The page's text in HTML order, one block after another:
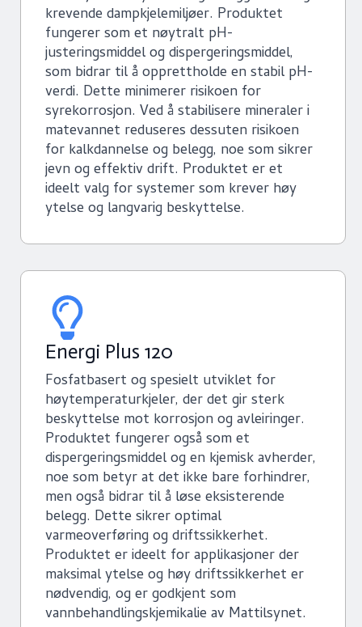
krevende dampkjelemiljøer. Produktet
fungerer som et nøytralt pH-
justeringsmiddel og dispergeringsmiddel,
som bidrar til å opprettholde en stabil pH-
verdi. Dette minimerer risikoen for
syrekorrosjon. Ved å stabilisere mineraler i
matevannet reduseres dessuten risikoen
for kalkdannelse og belegg, noe som sikrer
jevn og effektiv drift. Produktet er et
ideelt valg for systemer som krever høy
ytelse og langvarig beskyttelse.
Energi Plus 120
Fosfatbasert og spesielt utviklet for
høytemperaturkjeler, der det gir sterk
beskyttelse mot korrosjon og avleiringer.
Produktet fungerer også som et
dispergeringsmiddel og en kjemisk avherder,
noe som betyr at det ikke bare forhindrer,
men også bidrar til å løse eksisterende
belegg. Dette sikrer optimal
varmeoverføring og driftssikkerhet.
Produktet er ideelt for applikasjoner der
maksimal ytelse og høy driftssikkerhet er
nødvendig, og er godkjent som
vannbehandlingskjemikalie av Mattilsynet.